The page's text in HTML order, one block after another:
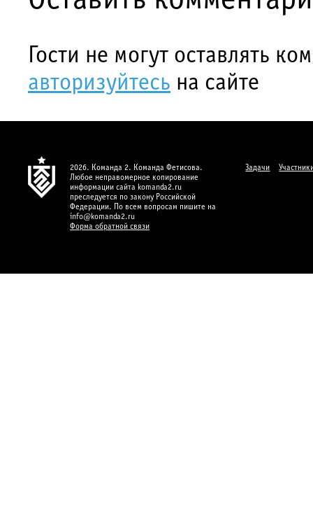
Гости не могут оставлять
авторизуйтесь на сайте
2026. Команда 2. Команда Фетисова.
Любое неправомерное копирование
информации сайта komanda2.ru
преследуется по закону Российской
Федерации. По всем вопросам пишите на
info@komanda2.ru
Форма обратной связи
Задачи